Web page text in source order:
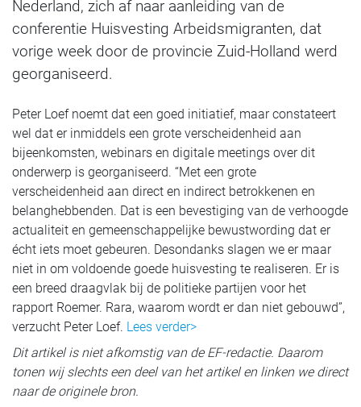
Nederland, zich af naar aanleiding van de
conferentie Huisvesting Arbeidsmigranten, dat
vorige week door de provincie Zuid-Holland werd
georganiseerd.
Peter Loef noemt dat een goed initiatief, maar constateert
wel dat er inmiddels een grote verscheidenheid aan
bijeenkomsten, webinars en digitale meetings over dit
onderwerp is georganiseerd. “Met een grote
verscheidenheid aan direct en indirect betrokkenen en
belanghebbenden. Dat is een bevestiging van de verhoogde
actualiteit en gemeenschappelijke bewustwording dat er
écht iets moet gebeuren. Desondanks slagen we er maar
niet in om voldoende goede huisvesting te realiseren. Er is
een breed draagvlak bij de politieke partijen voor het
rapport Roemer. Rara, waarom wordt er dan niet gebouwd”,
verzucht Peter Loef. Lees verder>
Dit artikel is niet afkomstig van de EF-redactie. Daarom
tonen wij slechts een deel van het artikel en linken we direct
naar de originele bron.